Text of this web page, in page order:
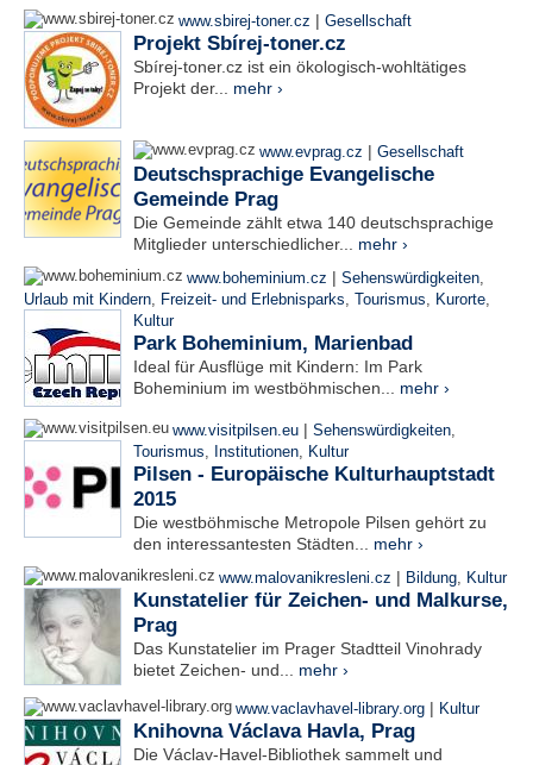
www.sbirej-toner.cz | Gesellschaft
Projekt Sbírej-toner.cz
Sbírej-toner.cz ist ein ökologisch-wohltätiges
Projekt der... mehr ›
www.evprag.cz | Gesellschaft
Deutschsprachige Evangelische
Gemeinde Prag
Die Gemeinde zählt etwa 140 deutschsprachige
Mitglieder unterschiedlicher... mehr ›
www.boheminium.cz | Sehenswürdigkeiten,
Urlaub mit Kindern, Freizeit- und Erlebnisparks, Tourismus, Kurorte,
Kultur
Park Boheminium, Marienbad
Ideal für Ausflüge mit Kindern: Im Park
Boheminium im westböhmischen... mehr ›
www.visitpilsen.eu | Sehenswürdigkeiten,
Tourismus, Institutionen, Kultur
Pilsen - Europäische Kulturhauptstadt
2015
Die westböhmische Metropole Pilsen gehört zu
den interessantesten Städten... mehr ›
www.malovanikresleni.cz | Bildung, Kultur
Kunstatelier für Zeichen- und Malkurse,
Prag
Das Kunstatelier im Prager Stadtteil Vinohrady
bietet Zeichen- und... mehr ›
www.vaclavhavel-library.org | Kultur
Knihovna Václava Havla, Prag
Die Václav-Havel-Bibliothek sammelt und